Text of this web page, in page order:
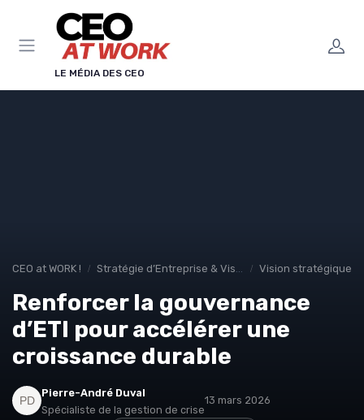
LE MÉDIA DES CEO
CEO at WORK ! Stratégie d’Entreprise & Vision Vision stratégique
Renforcer la gouvernance
d’ETI pour accélérer une
croissance durable
Pierre-André Duval
Spécialiste de la gestion de crise
13 mars 2026
Panneau de gestion des cookies